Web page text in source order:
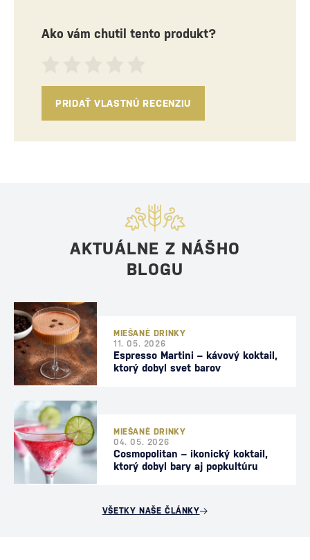
Ako vám chutil tento produkt?
PRIDAŤ VLASTNÚ RECENZIU
AKTUÁLNE Z NÁŠHO
BLOGU
MIEŠANÉ DRINKY
11. 05. 2026
Espresso Martini – kávový koktail,
ktorý dobyl svet barov
MIEŠANÉ DRINKY
04. 05. 2026
Cosmopolitan – ikonický koktail,
ktorý dobyl bary aj popkultúru
VŠETKY NAŠE ČLÁNKY